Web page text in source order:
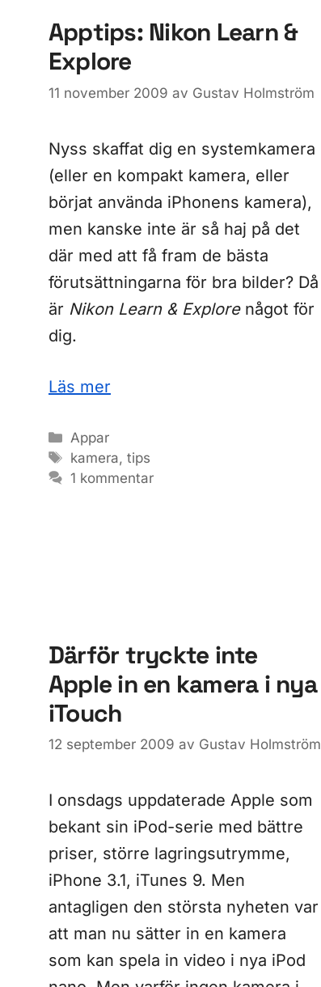
Apptips: Nikon Learn &
Explore
11 november 2009 av Gustav Holmström
Nyss skaffat dig en systemkamera
(eller en kompakt kamera, eller
börjat använda iPhonens kamera),
men kanske inte är så haj på det
där med att få fram de bästa
förutsättningarna för bra bilder? Då
är Nikon Learn & Explorenågot för
dig.
Läs mer
Kategorier
Appar
Etiketter
kamera,tips
1 kommentar
Därför tryckte inte
Apple in en kamera i nya
iTouch
12 september 2009 av Gustav Holmström
I onsdags uppdaterade Apple som
bekant sin iPod-serie med bättre
priser, större lagringsutrymme,
iPhone 3.1, iTunes 9. Men
antagligen den största nyheten var
att man nu sätter in en kamera
som kan spela in video i nya iPod